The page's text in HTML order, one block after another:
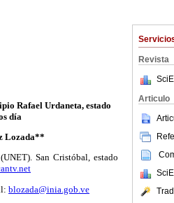
Revista
Articulo
Rafael Urdaneta, estado
día
Lozada**
San Cristóbal, estado
blozada@inia.gob.ve